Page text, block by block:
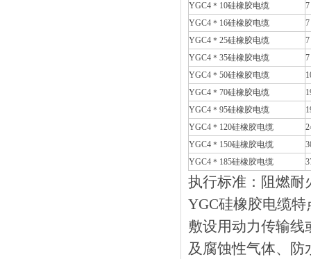
YGC4＊10硅橡胶电缆
YGC4＊16硅橡胶电缆
YGC4＊25硅橡胶电缆
YGC4＊35硅橡胶电缆
YGC4＊50硅橡胶电缆
YGC4＊70硅橡胶电缆
YGC4＊95硅橡胶电缆
YGC4＊120硅橡胶电缆
YGC4＊150硅橡胶电缆
YGC4＊185硅橡胶电缆
执行标准：阻燃
YGC硅橡胶电缆特
敷设用动力传输线或
及腐蚀性气体、防